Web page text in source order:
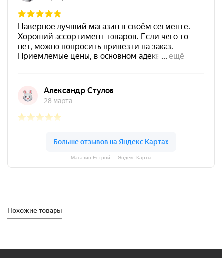
Магазин Естрой — Яндекс.Карты
Похожие товары